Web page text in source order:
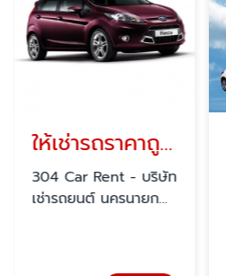
ให้เช่ารถราคาถูก ปราจีนบุรี
304 Car Rent - บริษัท
เช่ารถยนต์ นครนายก